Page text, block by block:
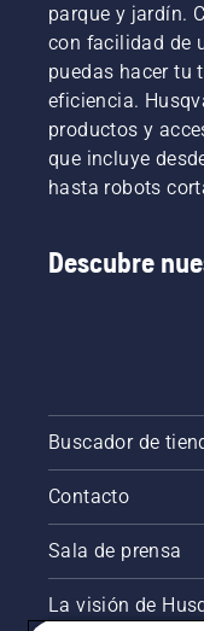
parque y jardín.
con facilidad de
puedas hacer tu
eficiencia.
productos y
que incluye
hasta robots
Descubre
Buscador de
Contacto
Sala de prensa
La visión de